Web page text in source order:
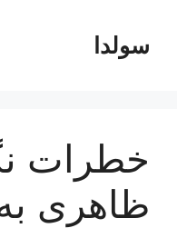
محتواسولدا
خطرات
ظاهری